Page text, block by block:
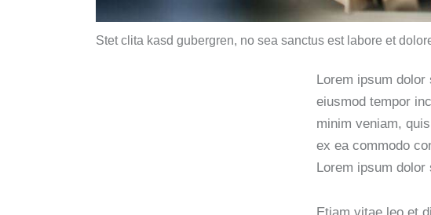
Stet clita kasd gubergren, no sea sanctus est labore et
Lorem ipsum
eiusmod tempor
minim veniam,
ex ea commodo
Lorem ipsum
Etiam vitae leo et